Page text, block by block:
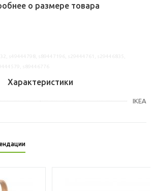
о размере товара
Характеристики
IKEA